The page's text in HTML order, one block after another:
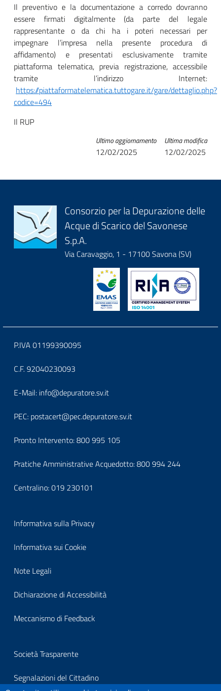
Il preventivo e la documentazione a corredo dovranno
essere firmati digitalmente (da parte del legale
rappresentante o da chi ha i poteri necessari per
impegnare l’impresa nella presente procedura di
affidamento) e presentati esclusivamente tramite
piattaforma telematica, previa registrazione, accessibile
tramite l’indirizzo Internet:
https://piattaformatelematica.tuttogare.it/gare/dettaglio.php?
codice=494
Il RUP
Ultima modifica
12/02/2025
Ultimo aggiornamento
12/02/2025
Block
it-
block-
logoeintestazionedelsito
Consorzio per la Depurazione delle
Acque di Scarico del Savonese
S.p.A.
Via Caravaggio, 1 - 17100 Savona (SV)
Block
it-
block-
footerindirizzo
P.IVA 01199390095
C.F. 92040230093
Block
it-
block-
footercontatti
E-Mail: info@depuratore.sv.it
PEC: postacert@pec.depuratore.sv.it
Pronto Intervento:800 995 105
Pratiche Amministrative Acquedotto:800 994 244
Centralino:019 230101
Block
it-
block-
footerprivacy
Informativa sulla Privacy
Informativa sui Cookie
Note Legali
Dichiarazione di Accessibilità
Meccanismo di Feedback
Block
it-
Società Trasparente
Segnalazioni del Cittadino